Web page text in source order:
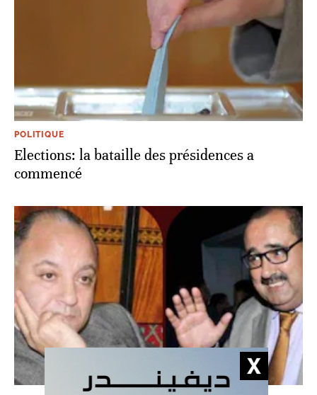
POLITIQUE
Elections: la bataille des présidences a
commencé